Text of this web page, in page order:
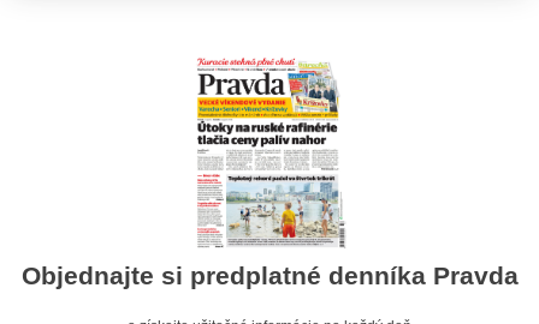
Objednajte si predplatné denníka Pravda